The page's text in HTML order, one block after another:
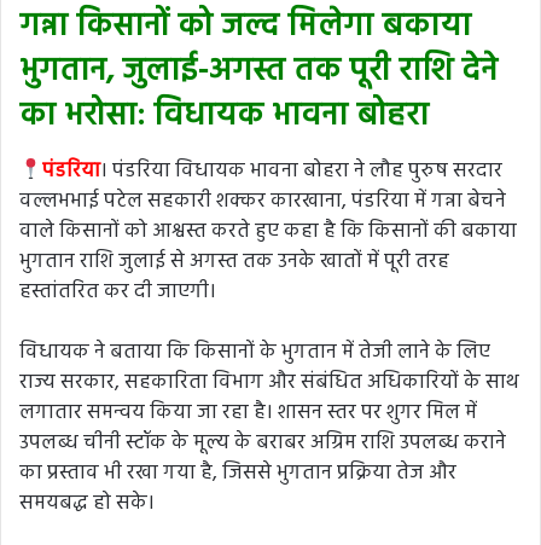
गन्ना किसानों को जल्द मिलेगा बकाया
भुगतान, जुलाई-अगस्त तक पूरी राशि देने
का भरोसा: विधायक भावना बोहरा
पंडरिया। पंडरिया विधायक भावना बोहरा ने लौह पुरुष सरदार
वल्लभभाई पटेल सहकारी शक्कर कारखाना, पंडरिया में गन्ना बेचने
वाले किसानों को आश्वस्त करते हुए कहा है कि किसानों की बकाया
भुगतान राशि जुलाई से अगस्त तक उनके खातों में पूरी तरह
हस्तांतरित कर दी जाएगी।
विधायक ने बताया कि किसानों के भुगतान में तेजी लाने के लिए
राज्य सरकार, सहकारिता विभाग और संबंधित अधिकारियों के साथ
लगातार समन्वय किया जा रहा है। शासन स्तर पर शुगर मिल में
उपलब्ध चीनी स्टॉक के मूल्य के बराबर अग्रिम राशि उपलब्ध कराने
का प्रस्ताव भी रखा गया है, जिससे भुगतान प्रक्रिया तेज और
समयबद्ध हो सके।